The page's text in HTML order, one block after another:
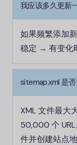
我应该多久更新
如果频繁添加
稳定 → 有变化
sitemap.xml 是否
XML 文件最大
50,000 个
件并创建站点地